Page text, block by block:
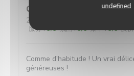
undefined
Quentin
2026-07-31
服务:5/5 氛围:5/5 菜单:5/5 质
Comme d'habitude ! Un vrai
généreuses !